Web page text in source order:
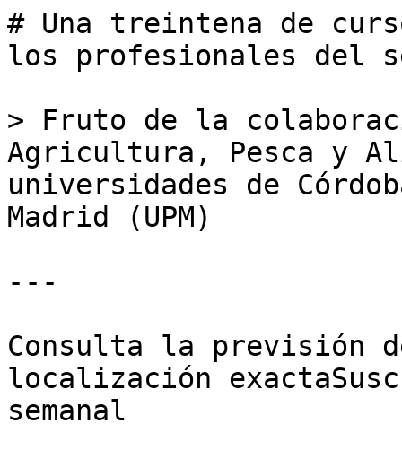
# Una treintena de
los profesionales del
> Fruto de la
Agricultura, Pesca y
universidades de
Madrid (UPM)
---
Consulta la previsión
localización
semanal